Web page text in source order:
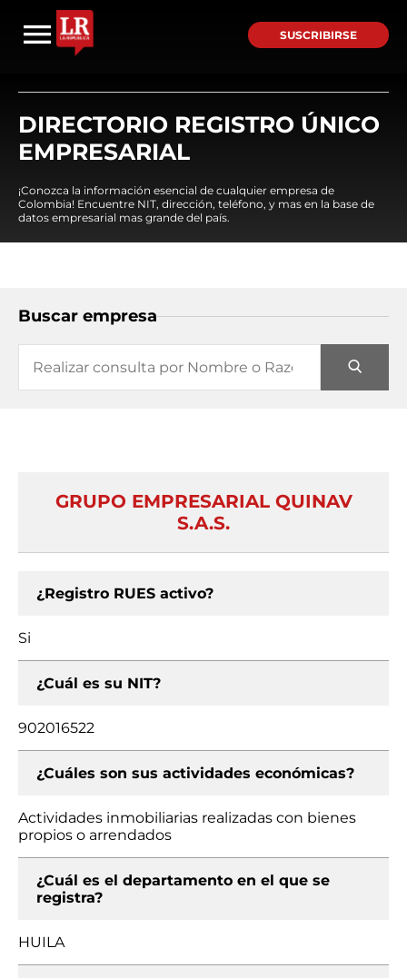
SUSCRIBIRSE
DIRECTORIO REGISTRO ÚNICO
EMPRESARIAL
¡Conozca la información esencial de cualquier empresa de
Colombia! Encuentre NIT, dirección, teléfono, y mas en la base de
datos empresarial mas grande del país.
Buscar empresa
GRUPO EMPRESARIAL QUINAV
S.A.S.
¿Registro RUES activo?
Si
¿Cuál es su NIT?
902016522
¿Cuáles son sus actividades económicas?
Actividades inmobiliarias realizadas con bienes
propios o arrendados
¿Cuál es el departamento en el que se
registra?
HUILA